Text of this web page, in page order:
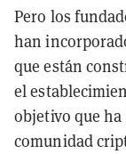
Pero los
han
que están
el
objetivo que
comunidad